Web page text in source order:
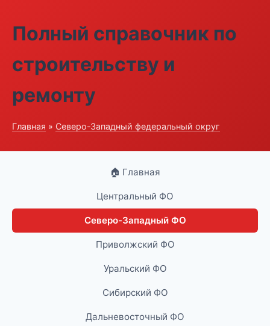
Полный справочник по
строительству и
ремонту
Главная » Северо-Западный федеральный округ
🏠 Главная
Центральный ФО
Северо-Западный ФО
Приволжский ФО
Уральский ФО
Сибирский ФО
Дальневосточный ФО